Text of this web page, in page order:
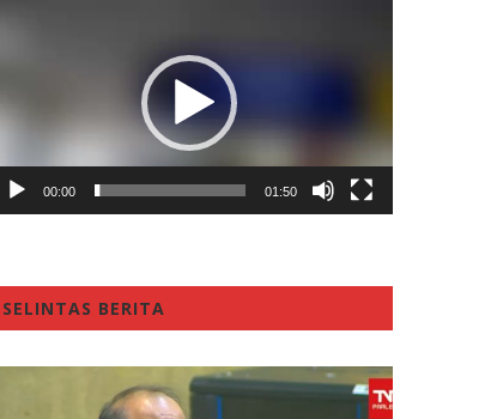
00:00 01:50
SELINTAS BERITA